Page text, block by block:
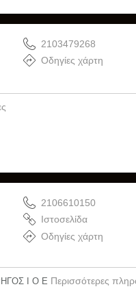
2103479268
Οδηγίες χάρτη
2106610150
Ιστοσελίδα
Οδηγίες χάρτη
Ι Ο Ε Περισσότερες